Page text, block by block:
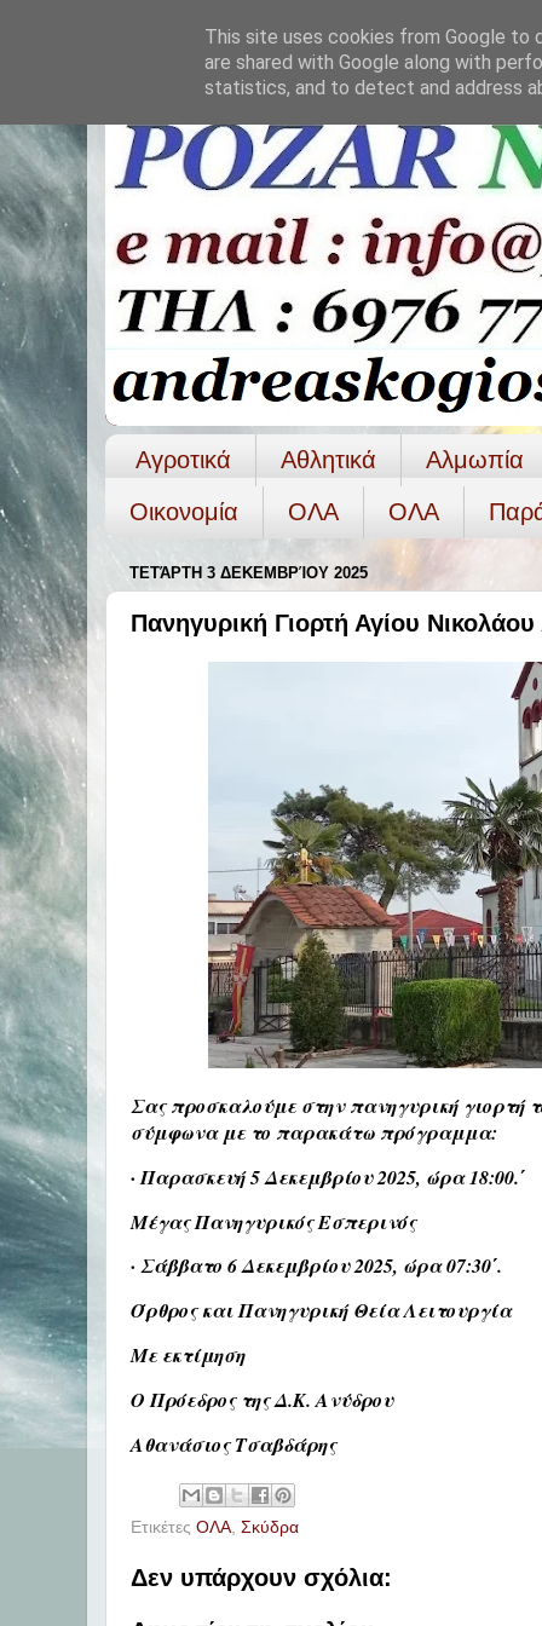
Αγροτικά Αθλητικά Αλμωπία
Οικονομία
ΟΛΑ ΟΛA
ΤΕΤΆΡΤΗ 3 ΔΕΚΕΜΒΡΊΟΥ 2025
Πανηγυρική Γιορτή Αγίου
Σας προσκαλούμε στην πανηγυρική γιορτή
σύμφωνα με το παρακάτω πρόγραμμα:
· Παρασκευή 5 Δεκεμβρίου 2025, ώρα 18:00.΄
Μέγας Πανηγυρικός Εσπερινός
· Σάββατο 6 Δεκεμβρίου 2025, ώρα 07:30΄.
Όρθρος και Πανηγυρική Θεία Λειτουργία
Με εκτίμηση
Ο Πρόεδρος της Δ.Κ. Ανύδρου
Αθανάσιος Τσαβδάρης
Ετικέτες ΟΛΑ, Σκύδρα
Δεν υπάρχουν σχόλια:
This site uses cookies from Google to
are shared with Google along with
statistics, and to detect and address